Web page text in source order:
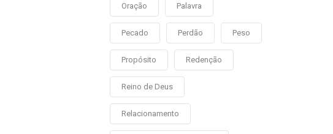
Oração Palavra
Pecado Perdão Peso
Propósito Redenção
Reino de Deus
Relacionamento